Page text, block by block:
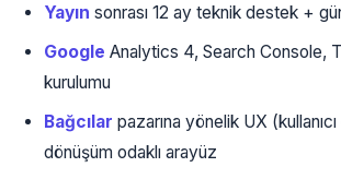
Yayın sonrası 12 ay teknik destek +
Google Analytics 4, Search Console,
kurulumu
Bağcılar pazarına yönelik UX
dönüşüm odaklı arayüz